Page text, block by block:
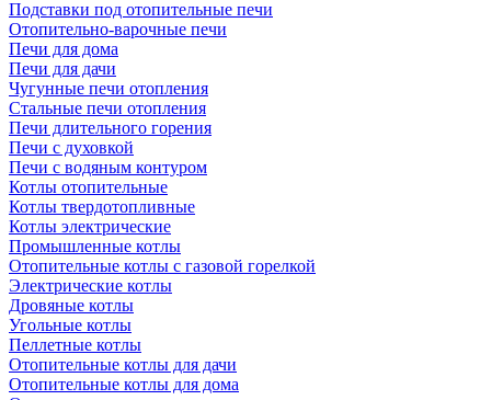
Подставки под отопительные печи
Отопительно-варочные печи
Печи для дома
Печи для дачи
Чугунные печи отопления
Стальные печи отопления
Печи длительного горения
Печи с духовкой
Печи с водяным контуром
Котлы отопительные
Котлы твердотопливные
Котлы электрические
Промышленные котлы
Отопительные котлы с газовой горелкой
Электрические котлы
Дровяные котлы
Угольные котлы
Пеллетные котлы
Отопительные котлы для дачи
Отопительные котлы для дома